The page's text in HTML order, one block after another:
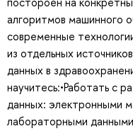
алгоритмов машинного
современные
из отдельных
данных в
научитесь:•Работать с
данных: электронными
лабораторными